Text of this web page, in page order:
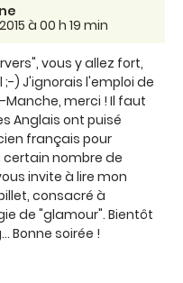
à 00 h 19 min
vous y allez fort,
;-) J'ignorais l'emploi de
merci ! Il faut
Anglais ont puisé
français pour
certain nombre de
invite à lire mon
consacré à
de "glamour". Bientôt
Bonne soirée !